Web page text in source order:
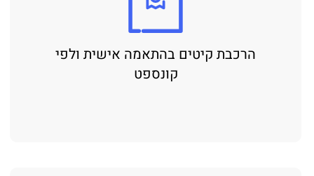
הרכבת קיטים בהתאמה אישית ולפי
קונספט